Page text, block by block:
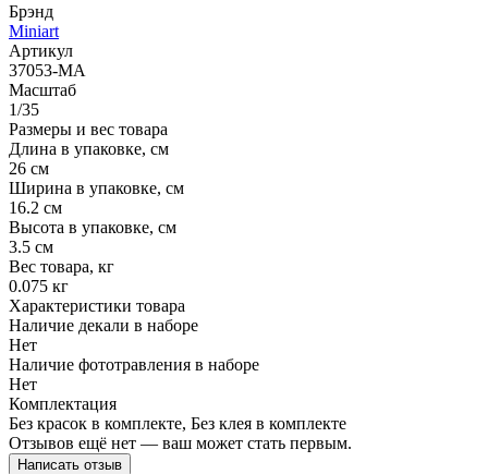
Брэнд
Miniart
Артикул
37053-MA
Масштаб
1/35
Размеры и вес товара
Длина в упаковке, см
26 см
Ширина в упаковке, см
16.2 см
Высота в упаковке, см
3.5 см
Вес товара, кг
0.075 кг
Характеристики товара
Наличие декали в наборе
Нет
Наличие фототравления в наборе
Нет
Комплектация
Без красок в комплекте, Без клея в комплекте
Отзывов ещё нет — ваш может стать первым.
Написать отзыв